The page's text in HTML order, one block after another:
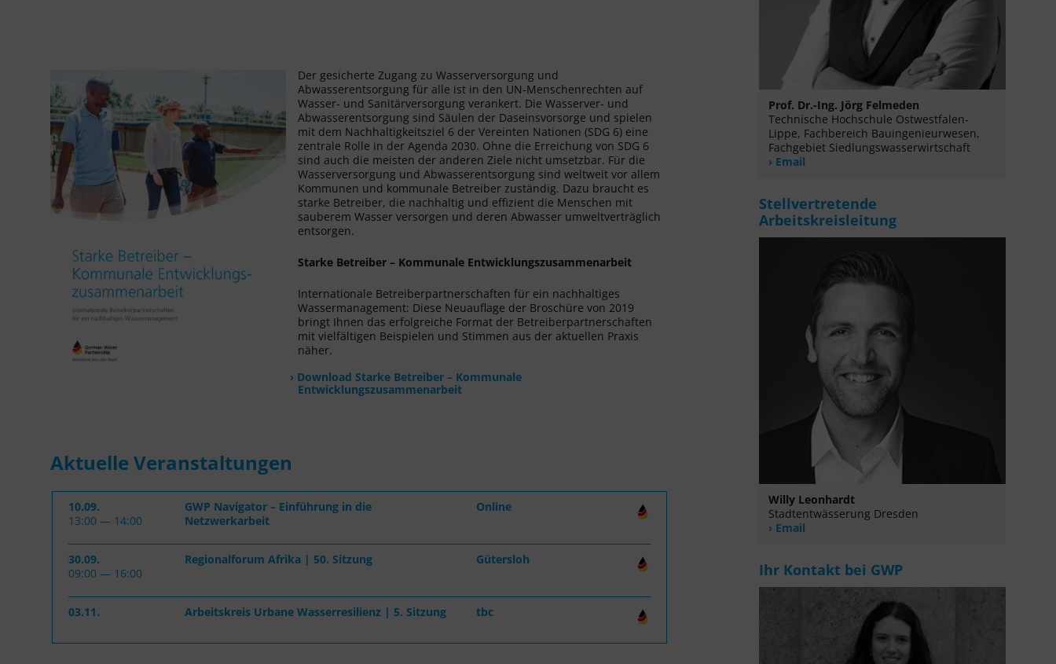
Der gesicherte Zugang zu Wasserversorgung und
Abwasserentsorgung für alle ist in den UN-Menschenrechten auf
Wasser- und Sanitärversorgung verankert. Die Wasserver- und
Abwasserentsorgung sind Säulen der Daseinsvorsorge und spielen
mit dem Nachhaltigkeitsziel 6 der Vereinten Nationen (SDG 6) eine
zentrale Rolle in der Agenda 2030. Ohne die Erreichung von SDG 6
sind auch die meisten der anderen Ziele nicht umsetzbar. Für die
Wasserversorgung und Abwasserentsorgung sind weltweit vor allem
Kommunen und kommunale Betreiber zuständig. Dazu braucht es
starke Betreiber, die nachhaltig und effizient die Menschen mit
sauberem Wasser versorgen und deren Abwasser umweltverträglich
entsorgen.
Starke Betreiber – Kommunale Entwicklungszusammenarbeit
Internationale Betreiberpartnerschaften für ein nachhaltiges
Wassermanagement: Diese Neuauflage der Broschüre von 2019
bringt Ihnen das erfolgreiche Format der Betreiberpartnerschaften
mit vielfältigen Beispielen und Stimmen aus der aktuellen Praxis
näher.
Download Starke Betreiber – Kommunale
Entwicklungszusammenarbeit
Aktuelle Veranstaltungen
10.09.
13:00 — 14:00
GWP Navigator – Einführung in die
Netzwerkarbeit
Online
30.09.
09:00 — 16:00
Regionalforum Afrika | 50. Sitzung Gütersloh
03.11. Arbeitskreis Urbane Wasserresilienz | 5. Sitzung tbc
Prof. Dr.-Ing. Jörg Felmeden
Technische Hochschule Ostwestfalen-
Lippe, Fachbereich Bauingenieurwesen,
Fachgebiet Siedlungswasserwirtschaft
Email
Stellvertretende
Arbeitskreisleitung
Willy Leonhardt
Stadtentwässerung Dresden
Email
Ihr Kontakt bei GWP